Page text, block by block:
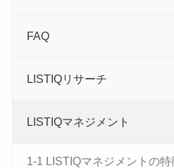
FAQ
LISTIQリサーチ
LISTIQマネジメント
1-1 LISTIQマネジメントの特